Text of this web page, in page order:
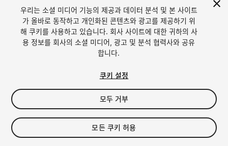
1/11
$10
세금/부가세는 결제 시 반영됩니다.
우리는 소셜 미디어 기능의 제공과 데이터 분석 및 본 사이트
가 올바로 동작하고 개인화된 콘텐츠와 광고를 제공하기 위
해 쿠키를 사용하고 있습니다. 회사 사이트에 대한 귀하의 사
용 정보를 회사의 소셜 미디어, 광고 및 분석 협력사와 공유
합니다.
쿠키 설정
모두 거부
모든 쿠키 허용